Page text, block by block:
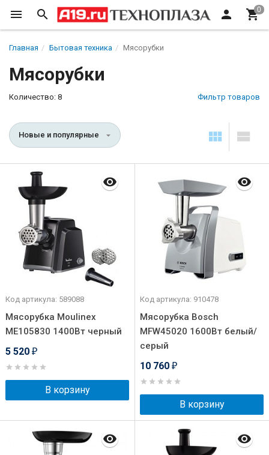
Главная Бытовая техника Мясорубки
Мясорубки
Количество: 8 Фильтр товаров
Новые и популярные
Код артикула: 589088
Мясорубка Moulinex
ME105830 1400Вт черный
5 520 ₽
В корзину
Код артикула: 910478
Мясорубка Bosch
MFW45020 1600Вт белый/
серый
10 760 ₽
В корзину